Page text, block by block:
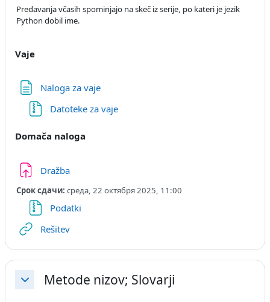
Predavanja včasih spominjajo na skeč iz serije, po kateri je jezik
Python dobil ime.
Vaje
Naloga za vajeСтраница
Datoteke za vaje
Domača naloga
DražbaЗадание
Срок сдачи: среда, 22 октября 2025, 11:00
Podatki
RešitevГиперссылка
СвернутьMetode nizov; Slovarji